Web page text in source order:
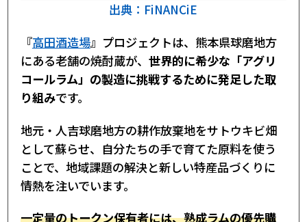
出典：FiNANCiE
『高田酒造場』プロジェクトは、熊本県球磨地方
にある老舗の焼酎蔵が、 世界的に希少な「アグリ
コールラム」の製造に挑戦するために発足した取
り組みです。
地元・人吉球磨地方の耕作放棄地をサトウキビ畑
として蘇らせ、自分たちの手で育てた原料を使う
ことで、地域課題の解決と新しい特産品づくりに
情熱を注いでいます。
一定量のトークン保有者には、熟成ラムの優先購